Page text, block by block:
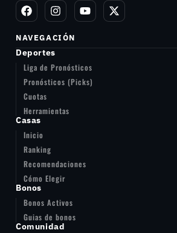
NAVEGACIÓN
Deportes
Liga de Pronósticos
Pronósticos (Picks)
Cuotas
Herramientas
Casas
Inicio
Ranking
Recomendaciones
Cómo Elegir
Bonos
Bonos Activos
Guias de bonos
Comunidad